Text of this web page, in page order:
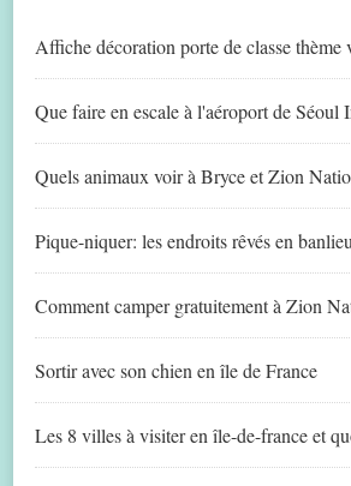
Affiche décoration porte de classe thème
Que faire en escale à l'aéroport de Séoul
Quels animaux voir à Bryce et Zion
Pique-niquer: les endroits rêvés en
Comment camper gratuitement à Zion
Sortir avec son chien en île de France
Les 8 villes à visiter en île-de-france et